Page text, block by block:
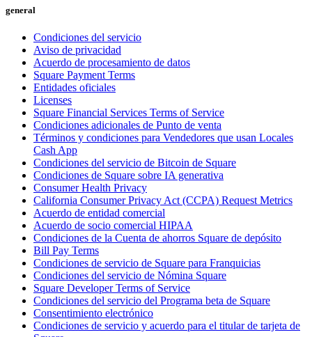
Tienda
Belleza
Servicios
Todos los tipos de negocio
Productos
Hardware
Pagos
Clientes
Personal
Banca
Desarrollador
Todos los productos
Lo último
general
Condiciones del servicio
Aviso de privacidad
Acuerdo de procesamiento de datos
Square Payment Terms
Entidades oficiales
Licenses
Square Financial Services Terms of Service
Condiciones adicionales de Punto de venta
Términos y condiciones para Vendedores que usan Locales
Cash App
Condiciones del servicio de Bitcoin de Square
Condiciones de Square sobre IA generativa
Consumer Health Privacy
California Consumer Privacy Act (CCPA) Request Metrics
Acuerdo de entidad comercial
Acuerdo de socio comercial HIPAA
Condiciones de la Cuenta de ahorros Square de depósito
Bill Pay Terms
Condiciones de servicio de Square para Franquicias
Condiciones del servicio de Nómina Square
Square Developer Terms of Service
Condiciones del servicio del Programa beta de Square
Consentimiento electrónico
Condiciones de servicio y acuerdo para el titular de tarjeta de